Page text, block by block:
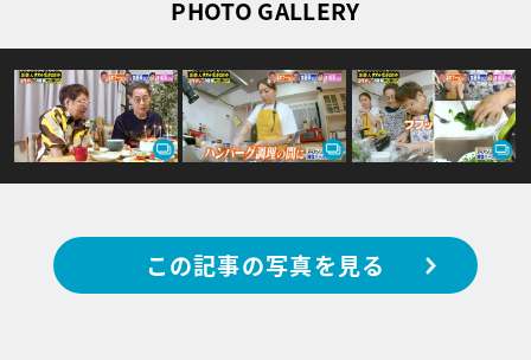
PHOTO GALLERY
この記事の写真を見る